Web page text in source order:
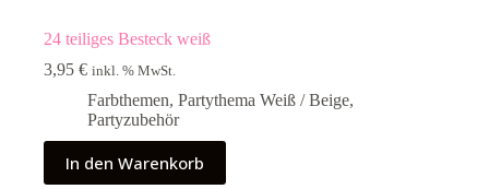
24 teiliges Besteck weiß
3,95 € inkl. % MwSt.
Farbthemen, Partythema Weiß / Beige,
Partyzubehör
In den Warenkorb